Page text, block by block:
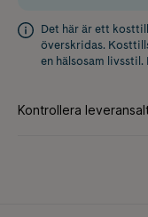
Det här är ett
överskridas.
en hälsosam livsstil.